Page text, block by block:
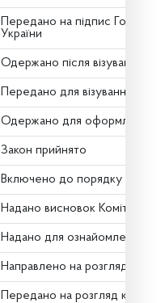
Передано на підпис Голові
України
Одержано після візування
Передано для візування в
Одержано для оформлення
Закон прийнято
Включено до порядку
Надано висновок Комітету
Надано для ознайомлення
Направлено на розгляд
Передано на розгляд